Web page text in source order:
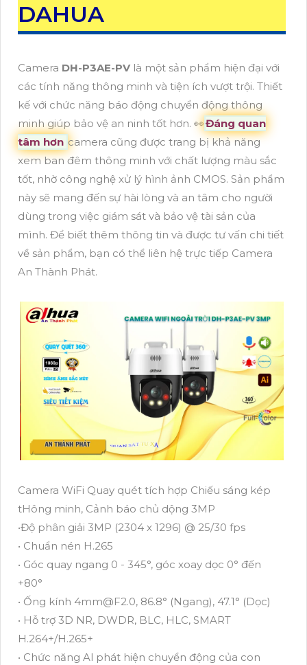
DAHUA
Camera DH-P3AE-PV là một sản phẩm hiện đại với
các tính năng thông minh và tiện ích vượt trội. Thiết
kế với chức năng báo động chuyển động thông
minh giúp bảo vệ an ninh tốt hơn. ️👀Đáng quan
tâm hơn camera cũng được trang bị khả năng
xem ban đêm thông minh với chất lượng màu sắc
tốt, nhờ công nghệ xử lý hình ảnh CMOS. Sản phẩm
này sẽ mang đến sự hài lòng và an tâm cho người
dùng trong việc giám sát và bảo vệ tài sản của
mình. Để biết thêm thông tin và được tư vấn chi tiết
về sản phẩm, bạn có thể liên hệ trực tiếp Camera
An Thành Phát.
Camera WiFi Quay quét tích hợp Chiếu sáng kép
tHông minh, Cảnh báo chủ dộng 3MP
•Độ phân giải 3MP (2304 x 1296) @ 25/30 fps
• Chuẩn nén H.265
• Góc quay ngang 0 - 345°, góc xoay dọc 0° đến
+80°
• Ống kính 4mm@F2.0, 86.8° (Ngang), 47.1° (Dọc)
• Hỗ trợ 3D NR, DWDR, BLC, HLC, SMART
H.264+/H.265+
• Chức năng Al phát hiện chuyển động của con